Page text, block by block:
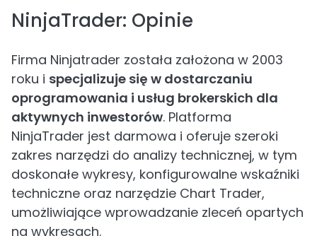
NinjaTrader: Opinie
Firma Ninjatrader została założona w 2003
roku i specjalizuje się w dostarczaniu
oprogramowania i usług brokerskich dla
aktywnych inwestorów. Platforma
NinjaTrader jest darmowa i oferuje szeroki
zakres narzędzi do analizy technicznej, w tym
doskonałe wykresy, konfigurowalne wskaźniki
techniczne oraz narzędzie Chart Trader,
umożliwiające wprowadzanie zleceń opartych
na wykresach.